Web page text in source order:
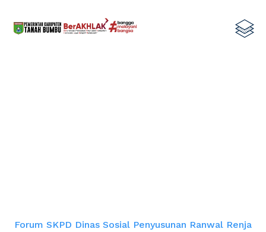
Forum SKPD Dinas Sosial Penyusunan Ranwal Renja